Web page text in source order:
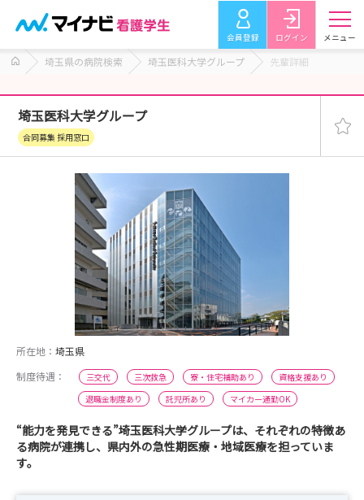
会員登録 ログイン メニュー
埼玉県の病院検索 埼玉医科大学グループ 先輩詳細
埼玉医科大学グループ
合同募集 採用窓口
所在地： 埼玉県
制度待遇：
三交代 三次救急 寮・住宅補助あり
資格支援あり
退職金制度あり
託児所あり マイカー通勤OK
“能力を発見できる”埼玉医科大学グループは、それぞれの特徴あ
る病院が連携し、県内外の急性期医療・地域医療を担っていま
す。